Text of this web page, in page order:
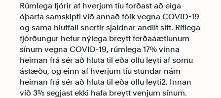
Rúmlega fjórir af hverjum tíu forðast að eiga
óþarfa samskipti við annað fólk vegna COVID-19
og sama hlutfall snertir sjaldnar andlit sitt. Ríflega
fjórðungur hefur nýlega breytt ferðaáætlunum
sínum vegna COVID-19, rúmlega 17% vinna
heiman frá sér að hluta til eða öllu leyti af sömu
ástæðu, og einn af hverjum tíu stundar nám
heiman frá sér að hluta til eða öllu leyti2. Innan
við 3% segjast ekki hafa breytt venjum sínum.